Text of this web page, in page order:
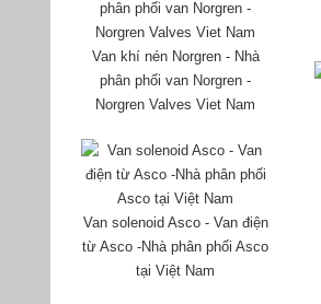
Van khí nén Norgren - Nhà
phân phối van Norgren -
Norgren Valves Viet Nam
Van solenoid Asco - Van điện
từ Asco -Nhà phân phối Asco
tại Việt Nam